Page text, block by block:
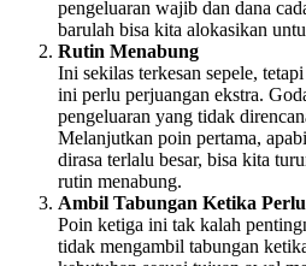
pengeluaran wajib dan dana
barulah bisa kita alokasikan
Rutin Menabung
Ini sekilas terkesan sepele,
ini perlu perjuangan ekstra.
pengeluaran yang tidak
Melanjutkan poin pertama,
dirasa terlalu besar, bisa kita
rutin menabung.
Ambil Tabungan Ketika Perlu
Poin ketiga ini tak kalah
tidak mengambil tabungan